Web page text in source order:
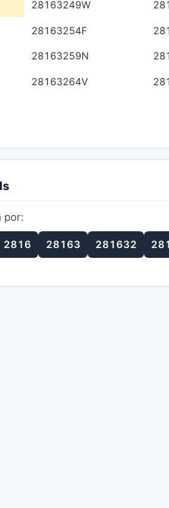
28163249W
28163254F
28163259N
28163264V
por:
2816 28163 281632